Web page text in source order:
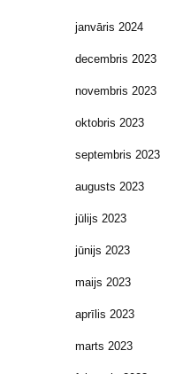
janvāris 2024
decembris 2023
novembris 2023
oktobris 2023
septembris 2023
augusts 2023
jūlijs 2023
jūnijs 2023
maijs 2023
aprīlis 2023
marts 2023